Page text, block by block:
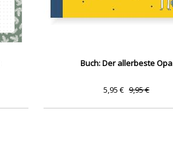
Buch: Der allerbeste Opa
5,95 € 9,95 €